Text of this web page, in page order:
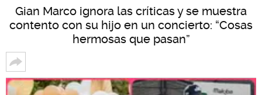
Gian Marco ignora las críticas y se muestra
contento con su hijo en un concierto: “Cosas
hermosas que pasan”